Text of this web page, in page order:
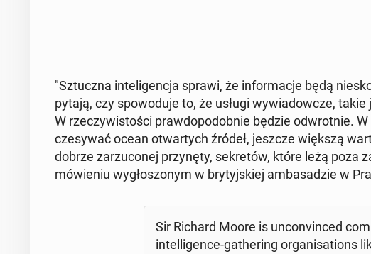
"Sztucz­na in­te­li­gen­cja sprawi, że in­for­ma­cje będą
pytają, czy spo­wo­du­je to, że usługi wy­wia­dow­cze,
W rze­czy­wi­sto­ści praw­do­po­dob­nie będzie od­wrot­nie.
cze­sy­wać ocean otwar­tych źródeł, jeszcze większą
dobrze za­rzu­co­nej przy­nę­ty, se­kre­tów, które leżą poza
mó­wie­niu wy­gło­szo­nym w bry­tyj­skiej am­ba­sa­dzie w
Sir Richard Moore is un­co­nvin­ced
in­tel­li­gen­ce-ga­the­ring or­ga­ni­sa­tions